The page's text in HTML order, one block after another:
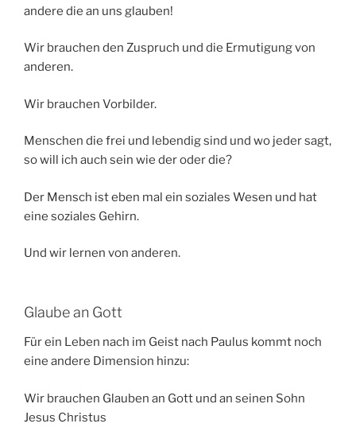
andere die an uns glauben!
Wir brauchen den Zuspruch und die Ermutigung von
anderen.
Wir brauchen Vorbilder.
Menschen die frei und lebendig sind und wo jeder sagt,
so will ich auch sein wie der oder die?
Der Mensch ist eben mal ein soziales Wesen und hat
eine soziales Gehirn.
Und wir lernen von anderen.
Glaube an Gott
Für ein Leben nach im Geist nach Paulus kommt noch
eine andere Dimension hinzu:
Wir brauchen Glauben an Gott und an seinen Sohn
Jesus Christus